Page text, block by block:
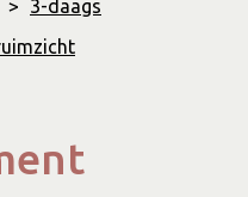
>
3-daags